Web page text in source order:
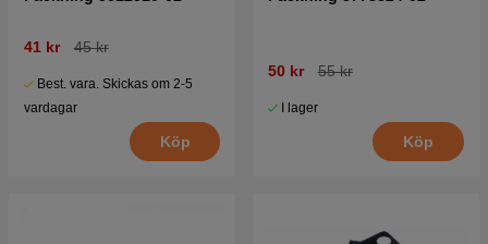
41 kr 45 kr
Best. vara. Skickas om 2-5
vardagar
Köp
50 kr 55 kr
I lager
Köp